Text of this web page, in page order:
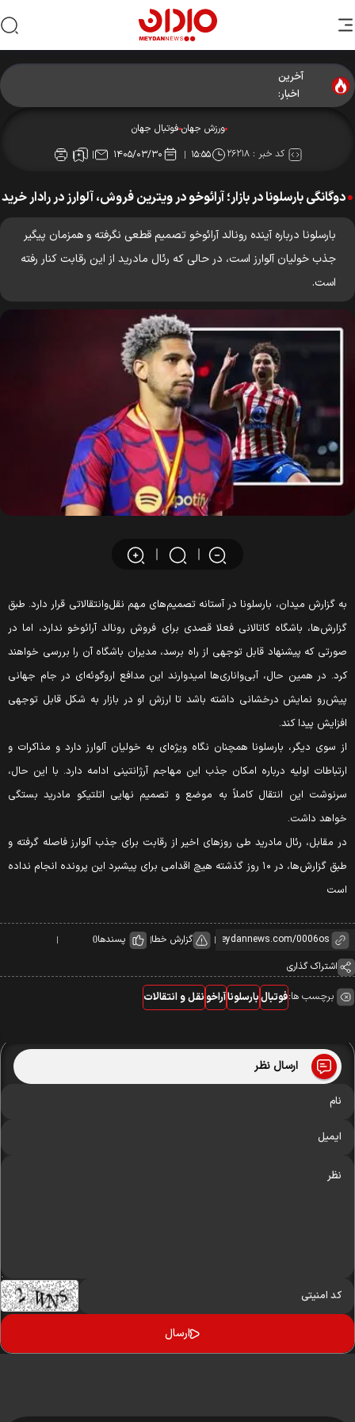
آخرین
اخبار:
ورزش جهان فوتبال جهان
کد خبر : ۲۶۲۱۸ ۱۵:۵۵ ۱۴۰۵/۰۳/۳۰
دوگانگی بارسلونا در بازار؛ آرائوخو در ویترین فروش، آلوارز در رادار خرید
بارسلونا درباره آینده رونالد آرائوخو تصمیم قطعی نگرفته و همزمان پیگیر
جذب خولیان آلوارز است، در حالی که رئال مادرید از این رقابت کنار رفته
است.
به گزارش میدان، بارسلونا در آستانه تصمیم‌های مهم نقل‌وانتقالاتی قرار دارد. طبق
گزارش‌ها، باشگاه کاتالانی فعلا قصدی برای فروش رونالد آرائوخو ندارد، اما در
صورتی که پیشنهاد قابل توجهی از راه برسد، مدیران باشگاه آن را بررسی خواهند
کرد. در همین حال، آبی‌واناری‌ها امیدوارند این مدافع اروگوئه‌ای در جام جهانی
پیش‌رو نمایش درخشانی داشته باشد تا ارزش او در بازار به شکل قابل توجهی
افزایش پیدا کند.
از سوی دیگر، بارسلونا همچنان نگاه ویژه‌ای به خولیان آلوارز دارد و مذاکرات و
ارتباطات اولیه درباره امکان جذب این مهاجم آرژانتینی ادامه دارد. با این حال،
سرنوشت این انتقال کاملاً به موضع و تصمیم نهایی اتلتیکو مادرید بستگی
خواهد داشت.
در مقابل، رئال مادرید طی روزهای اخیر از رقابت برای جذب آلوارز فاصله گرفته و
طبق گزارش‌ها، در ۱۰ روز گذشته هیچ اقدامی برای پیشبرد این پرونده انجام نداده
است
گزارش خطا پسندها0
اشتراک گذاری
برچسب ها:فوتبالبارسلوناآراخو نقل و انتقالات
ارسال نظر